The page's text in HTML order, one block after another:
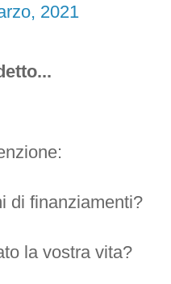
2021
di finanziamenti?
la vostra vita?